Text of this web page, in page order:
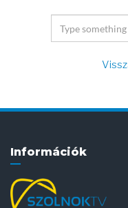
Információk